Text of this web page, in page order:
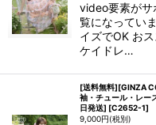
video要素がサ
覧になってい
イズでOK お
ケイドレ…
[送料無料][GINZA
袖・チュール・レー
日発送] [C2652-1]
9,000円(税別)